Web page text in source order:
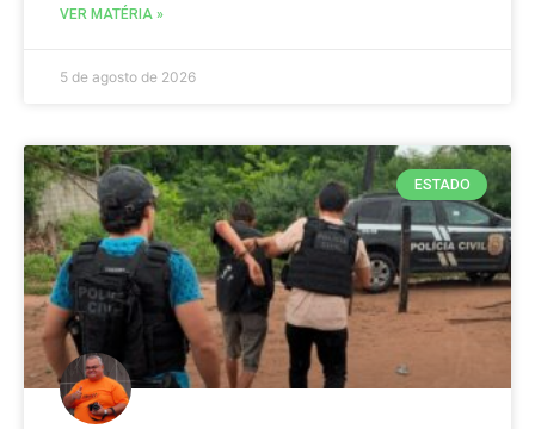
VER MATÉRIA »
5 de agosto de 2026
ESTADO